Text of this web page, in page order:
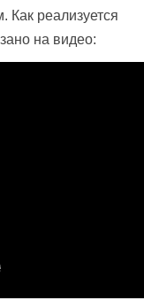
Как реализуется
на видео: